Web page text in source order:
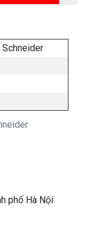
Schneider
phố Hà Nội